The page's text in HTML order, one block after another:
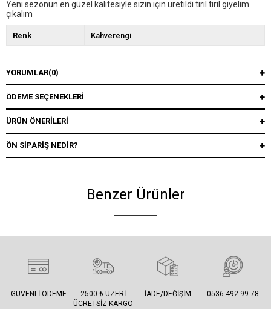
Yeni sezonun en güzel kalitesiyle sizin için üretildi tiril tiril giyelim
çıkalım
Renk Kahverengi
YORUMLAR(0)
ÖDEME SEÇENEKLERI
ÜRÜN ÖNERILERI
ÖN SIPARIŞ NEDIR?
Benzer Ürünler
GÜVENLI ÖDEME
2500 ₺ ÜZERI
ÜCRETSIZ KARGO
İADE/DEĞIŞIM 0536 492 99 78